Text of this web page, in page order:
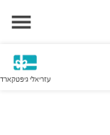
עזריאלי גיפטקארד